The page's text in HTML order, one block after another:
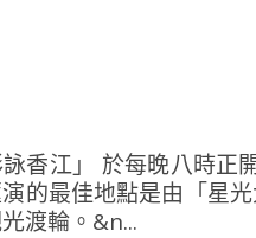
詠香江」 於每晚八時
的最佳地點是由「星
渡輪。&n...